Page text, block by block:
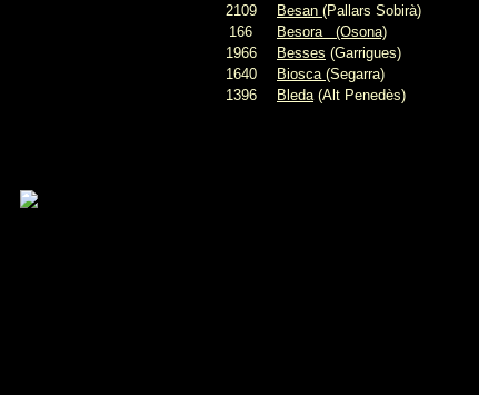
2109
Besan (Pallars Sobirà)
166
Besora (Osona)
1966
Besses (Garrigues)
1640
Biosca (Segarra)
1396
Bleda(Alt Penedès)